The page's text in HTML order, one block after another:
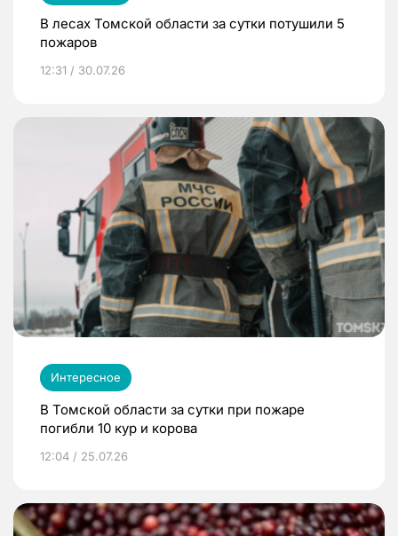
В лесах Томской области за сутки потушили 5
пожаров
12:31 / 30.07.26
Интересное
В Томской области за сутки при пожаре
погибли 10 кур и корова
12:04 / 25.07.26